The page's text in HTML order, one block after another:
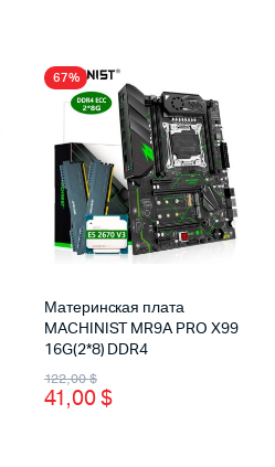
67%
Материнская плата
MACHINIST MR9A PRO X99
16G(2*8) DDR4
122,00$
Первоначальная
цена
41,00$
Текущая
цена: